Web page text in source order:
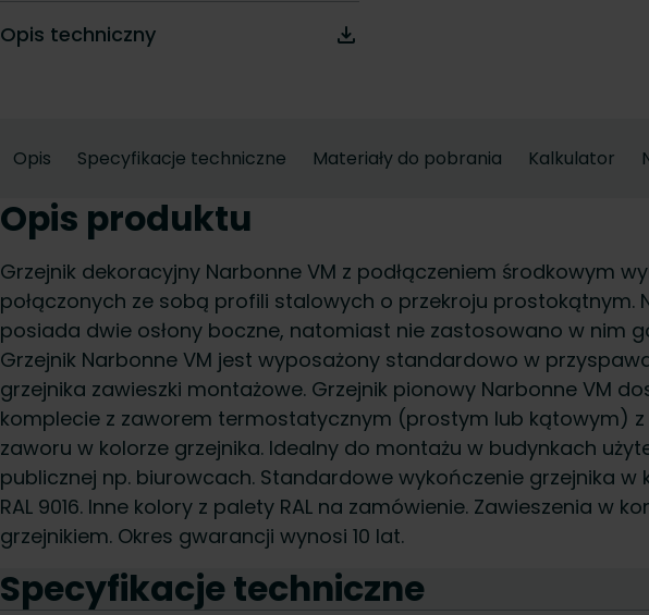
Opis techniczny
Opis Specyfikacje techniczne Materiały do pobrania Kalkulator
Opis produktu
Grzejnik dekoracyjny Narbonne VM z podłączeniem środkowym
połączonych ze sobą profili stalowych o przekroju prostokątnym.
posiada dwie osłony boczne, natomiast nie zastosowano w nim
Grzejnik Narbonne VM jest wyposażony standardowo w
grzejnika zawieszki montażowe. Grzejnik pionowy Narbonne VM
komplecie z zaworem termostatycznym (prostym lub kątowym)
zaworu w kolorze grzejnika. Idealny do montażu w budynkach
publicznej np. biurowcach. Standardowe wykończenie grzejnika w
RAL 9016. Inne kolory z palety RAL na zamówienie. Zawieszenia w
grzejnikiem. Okres gwarancji wynosi 10 lat.
Specyfikacje techniczne